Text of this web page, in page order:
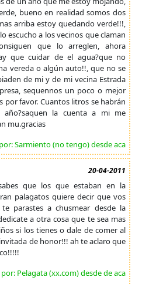
bueno en realidad somos dos
arriba estoy quedando verde!!!,
escucho a los vecinos que claman
que lo arreglen, ahora
que cuidar de el agua?que no
vereda o algún auto!!, que no se
de mi y de mi vecina Estrada
sequennos un poco o mejor
por favor. Cuantos litros se habrán
la cuenta a mi me
mu.gracias
Sarmiento (no tengo) desde aca
20-04-2011
que los que estaban en la
palagatos quiere decir que vos
parastes a chusmear desde la
a otra cosa que te sea mas
si los tienes o dale de comer al
de honor!!! ah te aclaro que
Pelagata (xx.com) desde de aca